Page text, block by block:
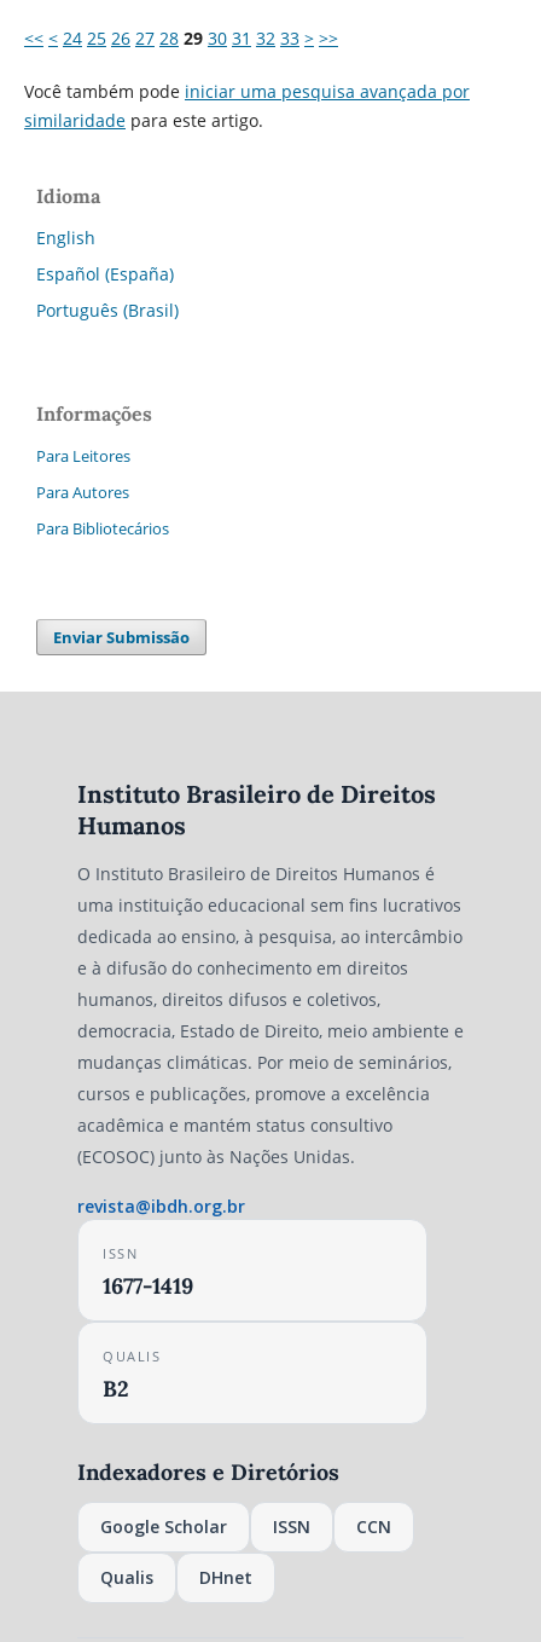
<< < 24 25 26 27 28 29 30 31 32 33 > >>
Você também pode iniciar uma pesquisa avançada por
similaridadepara este artigo.
Idioma
English
Español (España)
Português (Brasil)
Informações
Para Leitores
Para Autores
Para Bibliotecários
Enviar Submissão
Instituto Brasileiro de Direitos
Humanos
O Instituto Brasileiro de Direitos Humanos é
uma instituição educacional sem fins lucrativos
dedicada ao ensino, à pesquisa, ao intercâmbio
e à difusão do conhecimento em direitos
humanos, direitos difusos e coletivos,
democracia, Estado de Direito, meio ambiente e
mudanças climáticas. Por meio de seminários,
cursos e publicações, promove a excelência
acadêmica e mantém status consultivo
(ECOSOC) junto às Nações Unidas.
revista@ibdh.org.br
ISSN
1677-1419
QUALIS
B2
Indexadores e Diretórios
Google Scholar ISSN CCN
Qualis DHnet